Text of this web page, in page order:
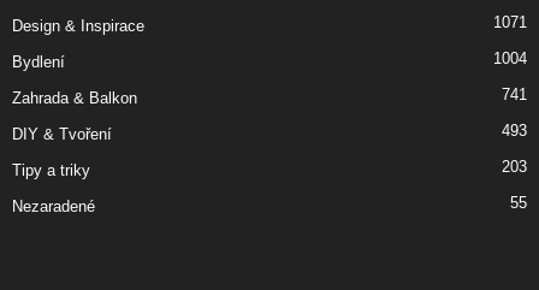
Design & Inspirace 1071
Bydlení 1004
Zahrada & Balkon 741
DIY & Tvoření 493
Tipy a triky 203
Nezaradené 55